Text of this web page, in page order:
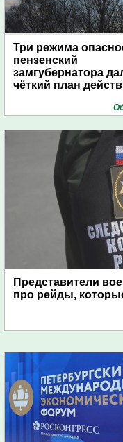
Три режима
пензенский
замгубернатора
чёткий план
Представители
про рейды,